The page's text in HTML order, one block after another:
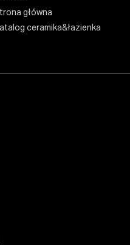
główna
ceramika&łazienka